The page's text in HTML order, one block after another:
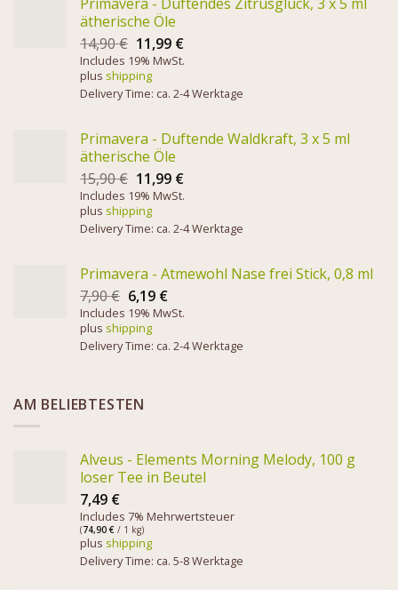
ätherische Öle
14,90€ 11,99 €
Includes 19% MwSt.
plus shipping
Delivery Time: ca. 2-4 Werktage
Primavera - Duftende Waldkraft, 3 x 5 ml
ätherische Öle
15,90€ 11,99 €
Includes 19% MwSt.
plus shipping
Delivery Time: ca. 2-4 Werktage
Primavera - Atmewohl Nase frei Stick, 0,8 ml
7,90€ 6,19 €
Includes 19% MwSt.
plus shipping
Delivery Time: ca. 2-4 Werktage
AM BELIEBTESTEN
Alveus - Elements Morning Melody, 100 g
loser Tee in Beutel
7,49 €
Includes 7% Mehrwertsteuer
(74,90 € / 1 kg)
plus shipping
Delivery Time: ca. 5-8 Werktage